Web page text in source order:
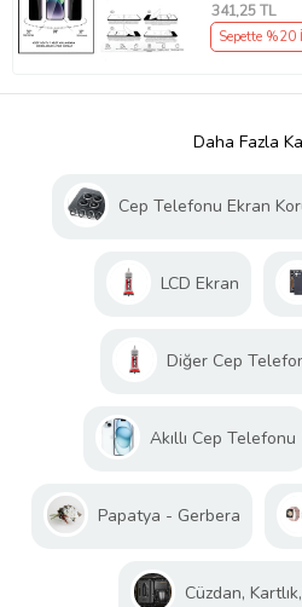
341,25 TL
Sepette %20
Daha Fazla
Cep Telefonu Ekran
LCD Ekran
Diğer Cep
Akıllı Cep Telefonu
Papatya - Gerbera
Cüzdan,